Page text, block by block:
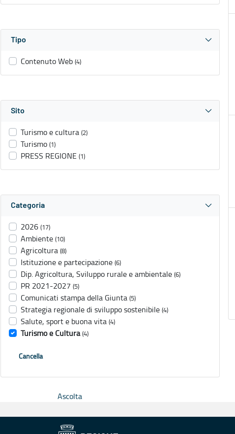
Tipo
Contenuto Web (4)
Sito
Turismo e cultura (2)
Turismo (1)
PRESS REGIONE (1)
Categoria
2026 (17)
Ambiente (10)
Agricoltura (8)
Istituzione e partecipazione (6)
Dip. Agricoltura, Sviluppo rurale e ambientale (6)
PR 2021-2027 (5)
Comunicati stampa della Giunta (5)
Strategia regionale di sviluppo sostenibile (4)
Salute, sport e buona vita (4)
Turismo e Cultura (4)
Cancella
Ascolta